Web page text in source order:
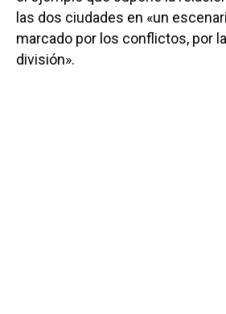
las dos ciudades en «un
marcado por los conflictos, por
división».